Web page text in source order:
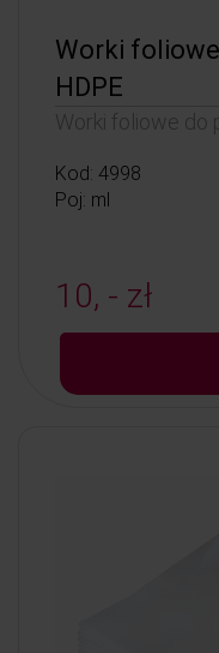
Worki
HDPE
Worki foliowe do
Kod: 4998
Poj: ml
10, - zł